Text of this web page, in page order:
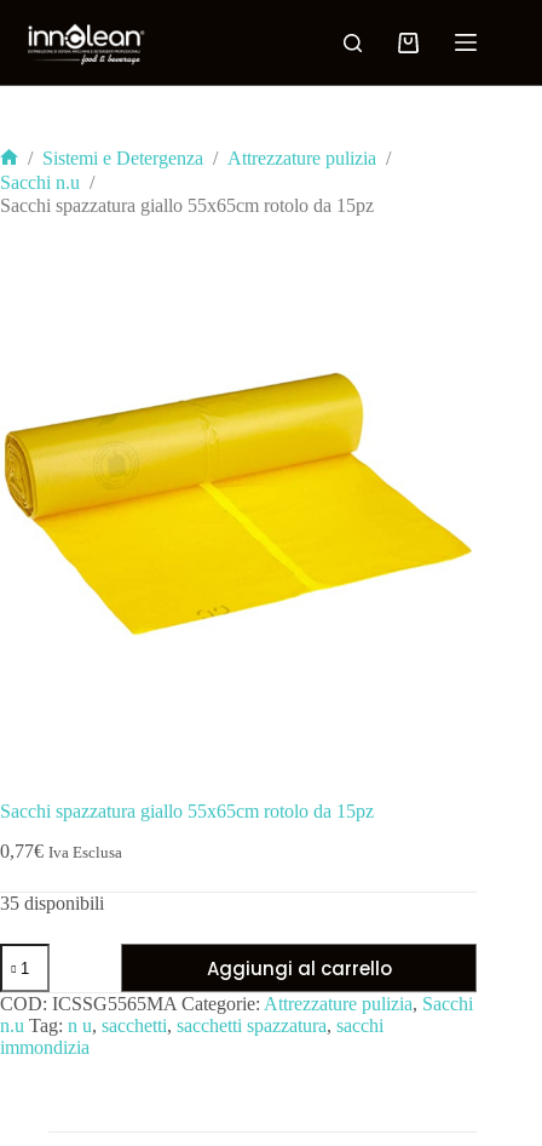
/ Sistemi e Detergenza / Attrezzature pulizia /
Sacchi n.u /
Sacchi spazzatura giallo 55x65cm rotolo da 15pz
Sacchi spazzatura giallo 55x65cm rotolo da 15pz
0,77€ Iva Esclusa
35 disponibili
Aggiungi al carrello
COD: ICSSG5565MA Categorie: Attrezzature pulizia, Sacchi
n.u Tag: n u, sacchetti, sacchetti spazzatura, sacchi
immondizia